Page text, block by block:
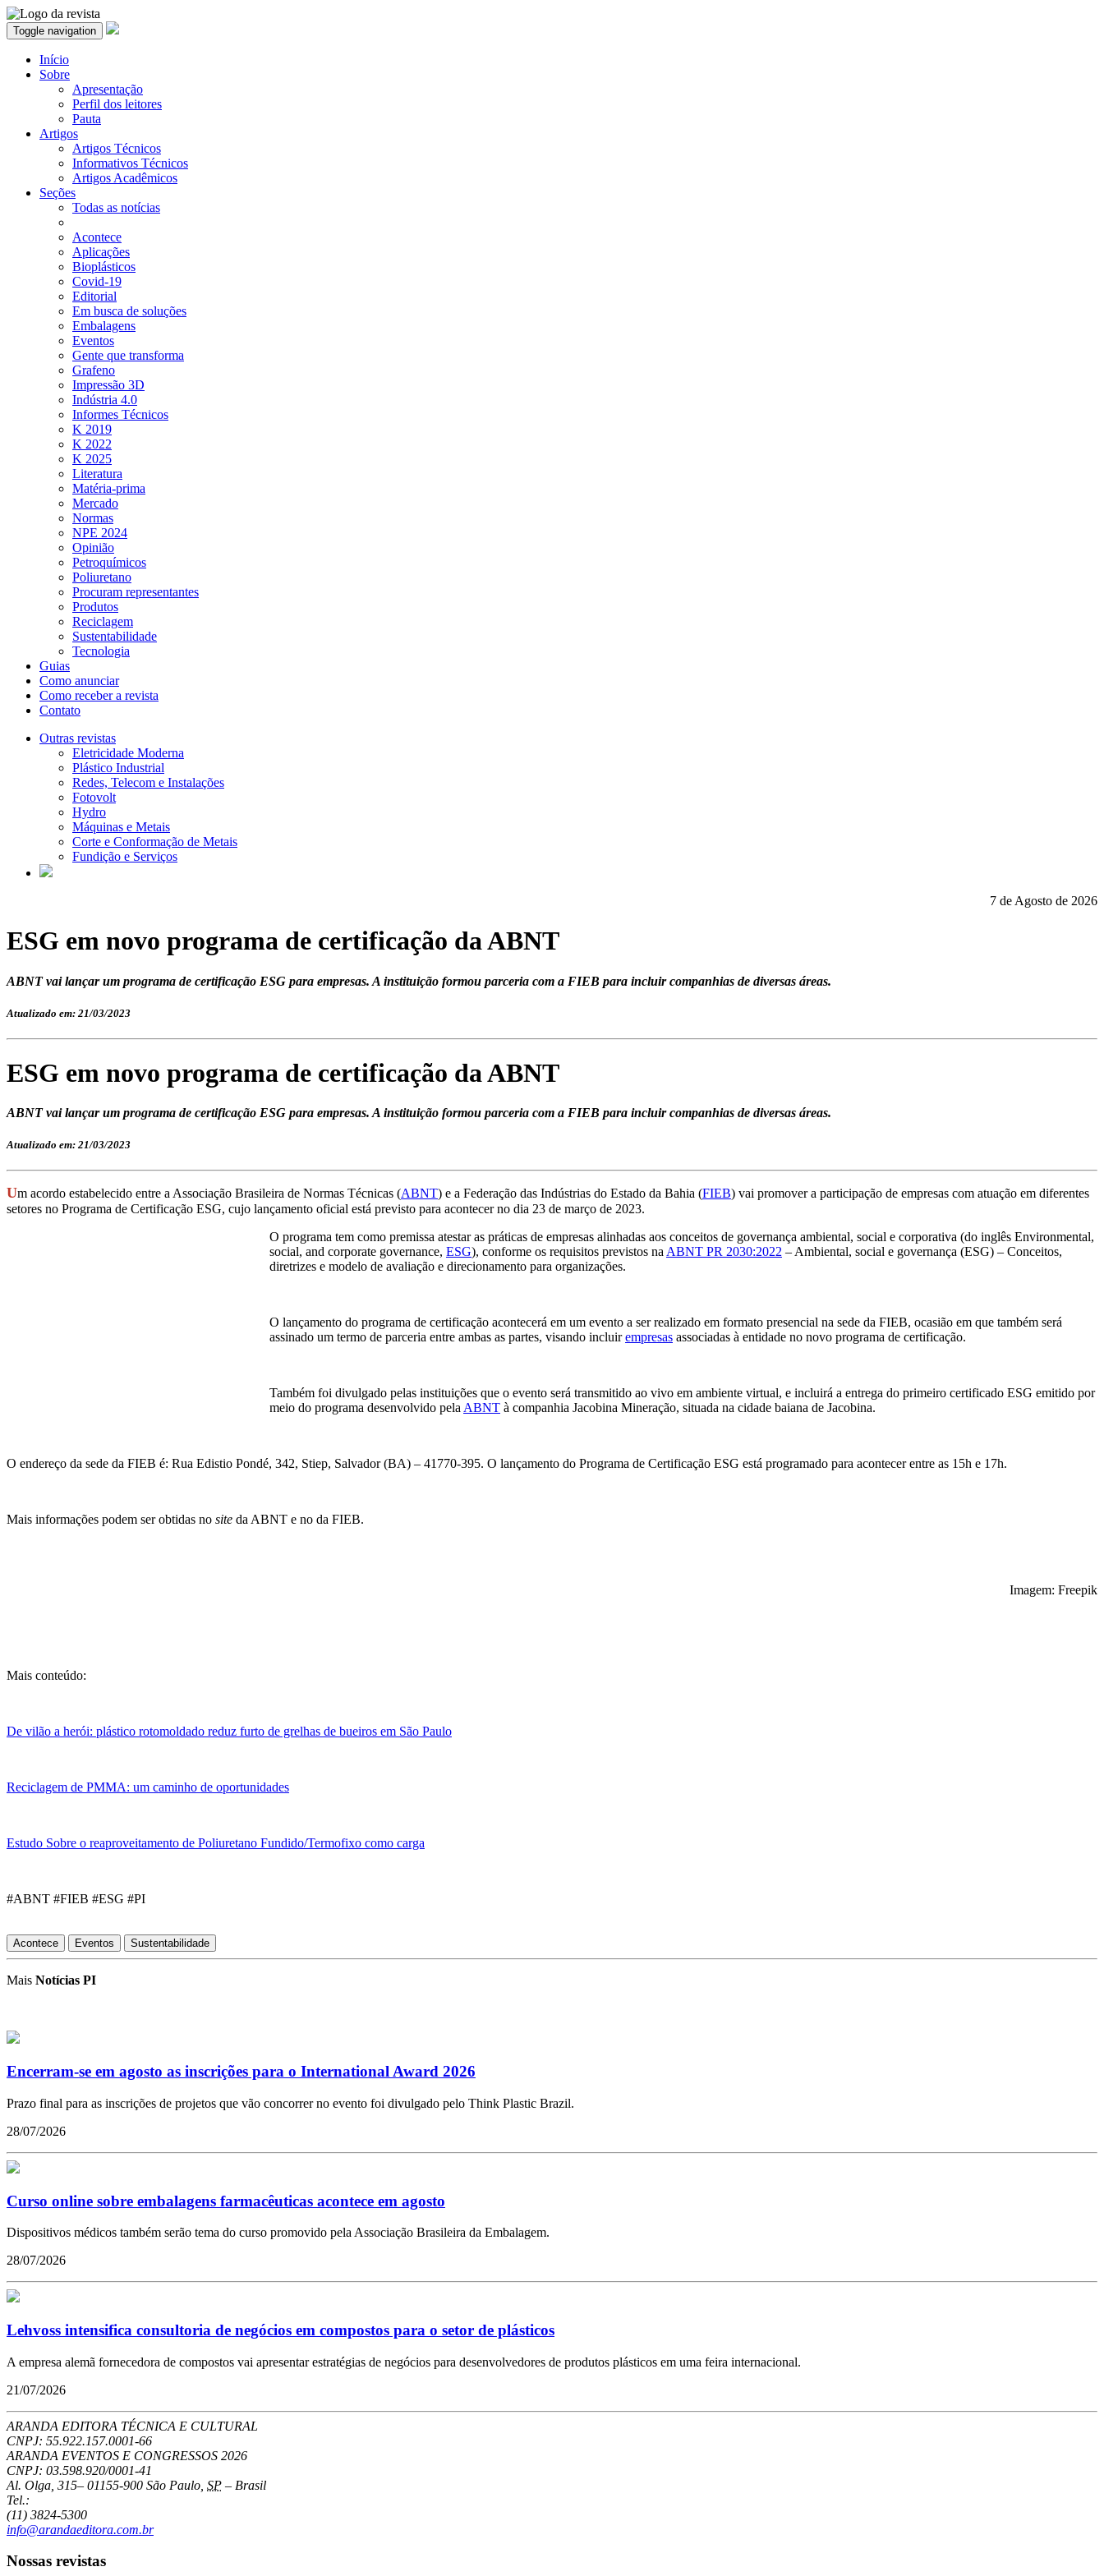
Toggle navigation
Início
Sobre
Apresentação
Perfil dos leitores
Pauta
Artigos
Artigos Técnicos
Informativos Técnicos
Artigos Acadêmicos
Seções
Todas as notícias
Acontece
Aplicações
Bioplásticos
Covid-19
Editorial
Em busca de soluções
Embalagens
Eventos
Gente que transforma
Grafeno
Impressão 3D
Indústria 4.0
Informes Técnicos
K 2019
K 2022
K 2025
Literatura
Matéria-prima
Mercado
Normas
NPE 2024
Opinião
Petroquímicos
Poliuretano
Procuram representantes
Produtos
Reciclagem
Sustentabilidade
Tecnologia
Guias
Como anunciar
Como receber a revista
Contato
Outras revistas
Eletricidade Moderna
Plástico Industrial
Redes, Telecom e Instalações
Fotovolt
Hydro
Máquinas e Metais
Corte e Conformação de Metais
Fundição e Serviços
7 de Agosto de 2026
ESG em novo programa de certificação da ABNT
ABNT vai lançar um programa de certificação ESG para empresas. A instituição formou parceria com a FIEB para incluir companhias de diversas áreas.
Atualizado em: 21/03/2023
ESG em novo programa de certificação da ABNT
ABNT vai lançar um programa de certificação ESG para empresas. A instituição formou parceria com a FIEB para incluir companhias de diversas áreas.
Atualizado em: 21/03/2023
Um acordo estabelecido entre a Associação Brasileira de Normas Técnicas (ABNT) e a Federação das Indústrias do Estado da Bahia (FIEB) vai promover a participação de empresas com atuação em diferentes
setores no Programa de Certificação ESG, cujo lançamento oficial está previsto para acontecer no dia 23 de março de 2023.
O programa tem como premissa atestar as práticas de empresas alinhadas aos conceitos de governança ambiental, social e corporativa (do inglês Environmental,
social, and corporate governance, ESG), conforme os requisitos previstos naABNT PR 2030:2022 – Ambiental, social e governança (ESG) – Conceitos,
diretrizes e modelo de avaliação e direcionamento para organizações.
O lançamento do programa de certificação acontecerá em um evento a ser realizado em formato presencial na sede da FIEB, ocasião em que também será
assinado um termo de parceria entre ambas as partes, visando incluirempresas associadas à entidade no novo programa de certificação.
Também foi divulgado pelas instituições que o evento será transmitido ao vivo em ambiente virtual, e incluirá a entrega do primeiro certificado ESG emitido por
meio do programa desenvolvido pelaABNT à companhia Jacobina Mineração, situada na cidade baiana de Jacobina.
O endereço da sede da FIEB é: Rua Edistio Pondé, 342, Stiep, Salvador (BA) – 41770-395. O lançamento do Programa de Certificação ESG está programado para acontecer entre as 15h e 17h.
Mais informações podem ser obtidas no site da ABNT e no da FIEB.
Imagem: Freepik
Mais conteúdo:
De vilão a herói: plástico rotomoldado reduz furto de grelhas de bueiros em São Paulo
Reciclagem de PMMA: um caminho de oportunidades
Estudo Sobre o reaproveitamento de Poliuretano Fundido/Termofixo como carga
#ABNT #FIEB #ESG #PI
Acontece Eventos Sustentabilidade
Mais Notícias PI
Encerram-se em agosto as inscrições para o International Award 2026
Prazo final para as inscrições de projetos que vão concorrer no evento foi divulgado pelo Think Plastic Brazil.
28/07/2026
Curso online sobre embalagens farmacêuticas acontece em agosto
Dispositivos médicos também serão tema do curso promovido pela Associação Brasileira da Embalagem.
28/07/2026
Lehvoss intensifica consultoria de negócios em compostos para o setor de plásticos
A empresa alemã fornecedora de compostos vai apresentar estratégias de negócios para desenvolvedores de produtos plásticos em uma feira internacional.
21/07/2026
ARANDA EDITORA TÉCNICA E CULTURAL
CNPJ: 55.922.157.0001-66
ARANDA EVENTOS E CONGRESSOS 2026
CNPJ: 03.598.920/0001-41
Al. Olga, 315– 01155-900 São Paulo SP – Brasil
Tel.:
(11) 3824-5300
info@arandaeditora.com.br
Nossas revistas